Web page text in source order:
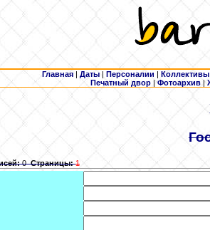
Главная | Даты | Персоналии | Коллективы
Печатный двор |Фотоархив |
0Страницы:1